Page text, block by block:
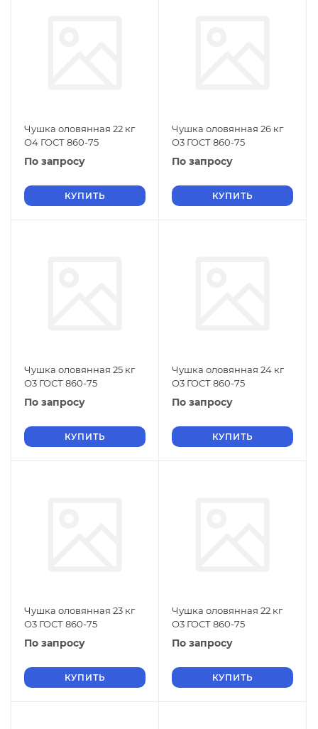
Чушка оловянная 22 кг
О4 ГОСТ 860-75
По запросу
КУПИТЬ
Чушка оловянная 26 кг
О3 ГОСТ 860-75
По запросу
КУПИТЬ
Чушка оловянная 25 кг
О3 ГОСТ 860-75
По запросу
КУПИТЬ
Чушка оловянная 24 кг
О3 ГОСТ 860-75
По запросу
КУПИТЬ
Чушка оловянная 23 кг
О3 ГОСТ 860-75
По запросу
КУПИТЬ
Чушка оловянная 22 кг
О3 ГОСТ 860-75
По запросу
КУПИТЬ